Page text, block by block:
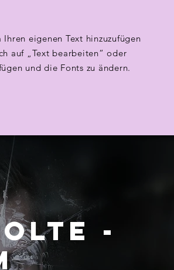
eigenen Text hinzuzufügen
auf „Text bearbeiten“ oder
und die Fonts zu ändern.
-